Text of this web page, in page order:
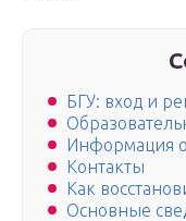
БГУ: вход и
Информация
Контакты
Как
Основные